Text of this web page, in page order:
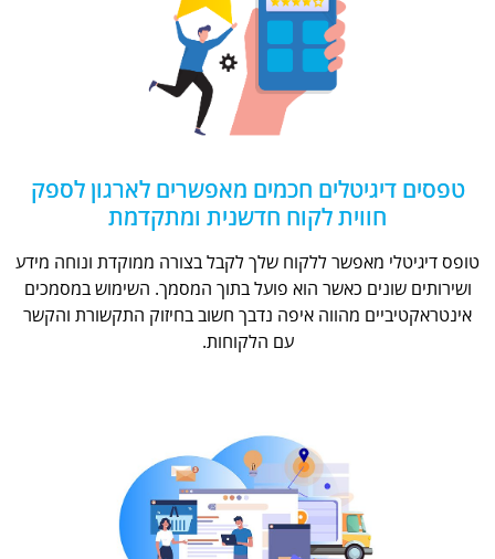
טפסים דיגיטלים חכמים מאפשרים לארגון לספק
חווית לקוח חדשנית ומתקדמת
טופס דיגיטלי מאפשר ללקוח שלך לקבל בצורה ממוקדת ונוחה מידע
ושירותים שונים כאשר הוא פועל בתוך המסמך. השימוש במסמכים
אינטראקטיביים מהווה איפה נדבך חשוב בחיזוק התקשורת והקשר
עם הלקוחות.